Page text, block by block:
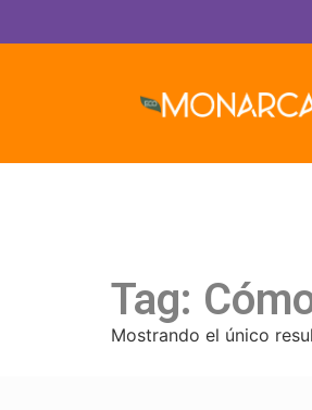
Tag:
Mostrando el único